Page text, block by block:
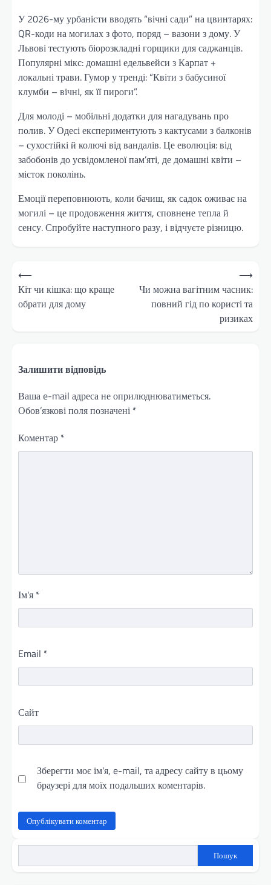
У 2026-му урбаністи вводять “вічні сади” на цвинтарях:
QR-коди на могилах з фото, поряд – вазони з дому. У
Львові тестують біорозкладні горщики для саджанців.
Популярні мікс: домашні едельвейси з Карпат +
локальні трави. Гумор у тренді: “Квіти з бабусиної
клумби – вічні, як її пироги”.
Для молоді – мобільні додатки для нагадувань про
полив. У Одесі експериментують з кактусами з балконів
– сухостійкі й колючі від вандалів. Це еволюція: від
забобонів до усвідомленої пам’яті, де домашні квіти –
місток поколінь.
Емоції переповнюють, коли бачиш, як садок оживає на
могилі – це продовження життя, сповнене тепла й
сенсу. Спробуйте наступного разу, і відчуєте різницю.
Навігація
записів
⟵
Кіт чи кішка: що краще
обрати для дому
Чи можна вагітним часник:
повний гід по користі та
ризиках
⟶
Залишити відповідь
Ваша e-mail адреса не оприлюднюватиметься.
Обов’язкові поля позначені *
Коментар *
Ім'я *
Email *
Сайт
Зберегти моє ім'я, e-mail, та адресу сайту в цьому
браузері для моїх подальших коментарів.
Пошук